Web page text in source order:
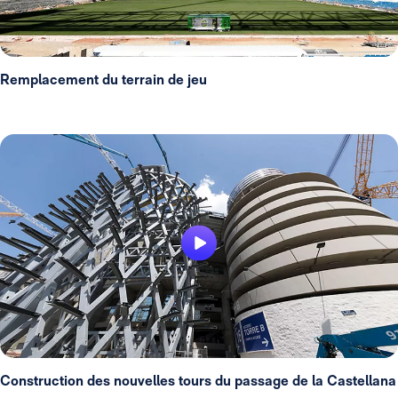
Remplacement du terrain de jeu
Construction des nouvelles tours du passage de la Castellana